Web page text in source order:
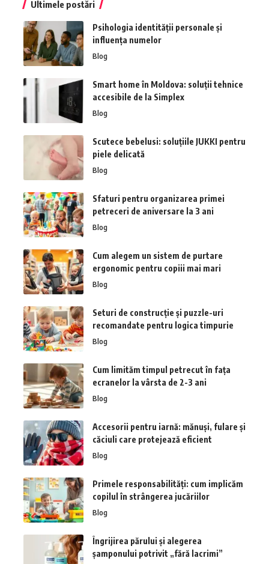
Ultimele postări
Psihologia identității personale și
influența numelor
Blog
Smart home în Moldova: soluții tehnice
accesibile de la Simplex
Blog
Scutece bebelusi: soluțiile JUKKI pentru
piele delicată
Blog
Sfaturi pentru organizarea primei
petreceri de aniversare la 3 ani
Blog
Cum alegem un sistem de purtare
ergonomic pentru copiii mai mari
Blog
Seturi de construcție și puzzle-uri
recomandate pentru logica timpurie
Blog
Cum limităm timpul petrecut în fața
ecranelor la vârsta de 2-3 ani
Blog
Accesorii pentru iarnă: mănuși, fulare și
căciuli care protejează eficient
Blog
Primele responsabilități: cum implicăm
copilul în strângerea jucăriilor
Blog
Îngrijirea părului și alegerea
șamponului potrivit „fără lacrimi”